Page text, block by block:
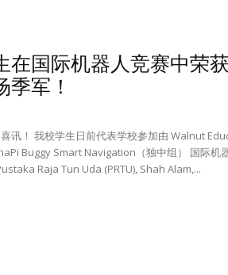
国际机器人竞赛中荣
军！
讯！ 我校学生日前代表学校参加由 Walnut
Buggy Smart Navigation（独中组） 国际机
Raja Tun Uda (PRTU), Shah Alam,...